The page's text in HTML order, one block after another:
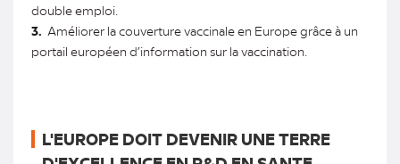
double emploi.
3. Améliorer la couverture vaccinale en Europe grâce à un
portail européen d’information sur la vaccination.
L'EUROPE DOIT DEVENIR UNE TERRE